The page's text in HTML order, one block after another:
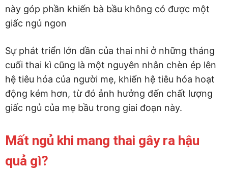
này góp phần khiến bà bầu không có được một
giấc ngủ ngon
Sự phát triển lớn dần của thai nhi ở những tháng
cuối thai kì cũng là một nguyên nhân chèn ép lên
hệ tiêu hóa của người mẹ, khiến hệ tiêu hóa hoạt
động kém hơn, từ đó ảnh hưởng đến chất lượng
giấc ngủ của mẹ bầu trong giai đoạn này.
Mất ngủ khi mang thai gây ra hậu
quả gì?